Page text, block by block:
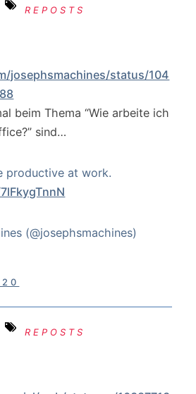
REPOSTS
josephsmachines/status/104
beim Thema “Wie arbeite ich
sind…
productive at work.
(@josephsmachines)
REPOSTS